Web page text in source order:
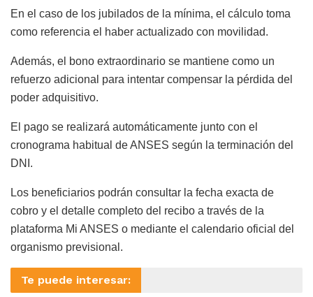
En el caso de los jubilados de la mínima, el cálculo toma
como referencia el haber actualizado con movilidad.
Además, el bono extraordinario se mantiene como un
refuerzo adicional para intentar compensar la pérdida del
poder adquisitivo.
El pago se realizará automáticamente junto con el
cronograma habitual de ANSES según la terminación del
DNI.
Los beneficiarios podrán consultar la fecha exacta de
cobro y el detalle completo del recibo a través de la
plataforma Mi ANSES o mediante el calendario oficial del
organismo previsional.
Te puede interesar: